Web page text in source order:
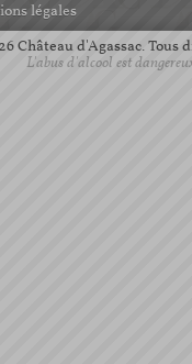
légales
Château d'Agassac. Tous
L'abus d'alcool est